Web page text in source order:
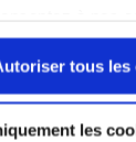
notre site Web.
tous les
les